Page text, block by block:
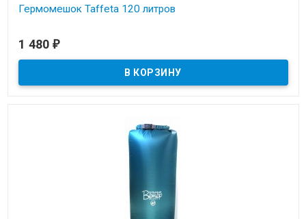
Гермомешок Taffeta 120 литров
1 480 ₽